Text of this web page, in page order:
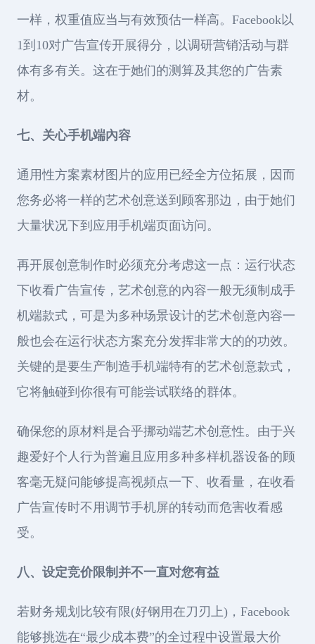
一样，权重值应当与有效预估一样高。Facebook以
1到10对广告宣传开展得分，以调研营销活动与群
体有多有关。这在于她们的测算及其您的广告素
材。
七、关心手机端內容
通用性方案素材图片的应用已经全方位拓展，因而
您务必将一样的艺术创意送到顾客那边，由于她们
大量状况下到应用手机端页面访问。
再开展创意制作时必须充分考虑这一点：运行状态
下收看广告宣传，艺术创意的內容一般无须制成手
机端款式，可是为多种场景设计的艺术创意內容一
般也会在运行状态方案充分发挥非常大的的功效。
关键的是要生产制造手机端特有的艺术创意款式，
它将触碰到你很有可能尝试联络的群体。
确保您的原材料是合乎挪动端艺术创意性。由于兴
趣爱好个人行为普遍且应用多种多样机器设备的顾
客毫无疑问能够提高视頻点一下、收看量，在收看
广告宣传时不用调节手机屏的转动而危害收看感
受。
八、设定竞价限制并不一直对您有益
若财务规划比较有限(好钢用在刀刃上)，Facebook
能够挑选在“最少成本费”的全过程中设置最大价